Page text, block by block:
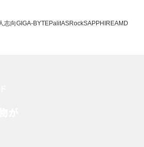
志向GIGA-BYTEPalitASRockSAPPHIREAMD